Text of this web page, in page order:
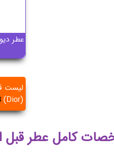
لیست
(Dior)
کامل عطر قبل